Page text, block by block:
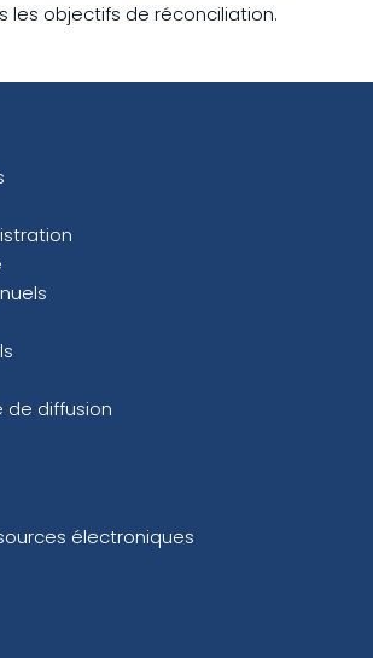
les objectifs de réconciliation.
de diffusion
électroniques